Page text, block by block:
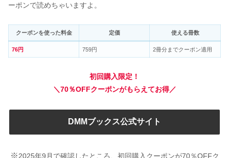
ーポンで読めちゃいますよ。
クーポンを使った料金 定価 使える冊数
76円 759円 2冊分までクーポン適用
初回購入限定！
＼70％OFFクーポンがもらえてお得／
DMMブックス公式サイト
※2025年9月で確認したところ、初回購入クーポンが70％OFFク